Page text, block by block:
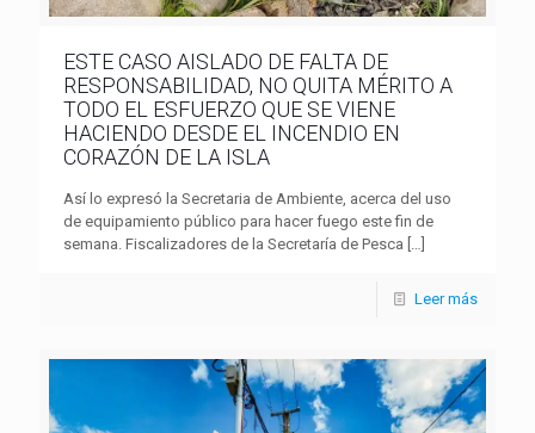
ESTE CASO AISLADO DE FALTA DE
RESPONSABILIDAD, NO QUITA MÉRITO A
TODO EL ESFUERZO QUE SE VIENE
HACIENDO DESDE EL INCENDIO EN
CORAZÓN DE LA ISLA
Así lo expresó la Secretaria de Ambiente, acerca del uso
de equipamiento público para hacer fuego este fin de
semana. Fiscalizadores de la Secretaría de Pesca […]
Leer más